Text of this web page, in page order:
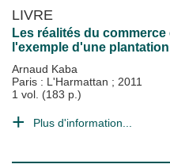
LIVRE
Les réalités du commerce
l'exemple d'une
Arnaud Kaba
Paris : L'Harmattan ; 2011
1 vol. (183 p.)
Plus d'information...